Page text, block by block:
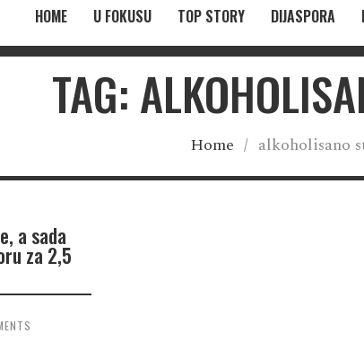
HOME U FOKUSU TOP STORY DIJASPORA
TAG:
Home / alkoholisano
a sada
za 2,5